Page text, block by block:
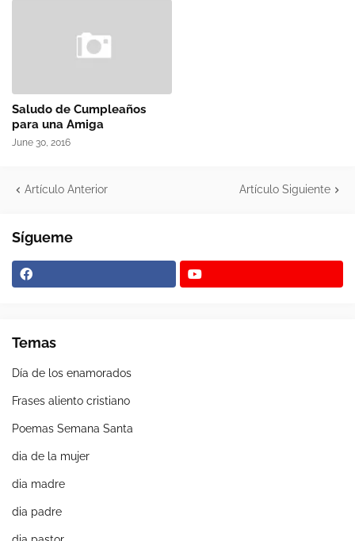
Saludo de Cumpleaños
para una Amiga
June 30, 2016
Artículo Anterior Artículo Siguiente
Sígueme
Temas
Día de los enamorados
Frases aliento cristiano
Poemas Semana Santa
dia de la mujer
dia madre
dia padre